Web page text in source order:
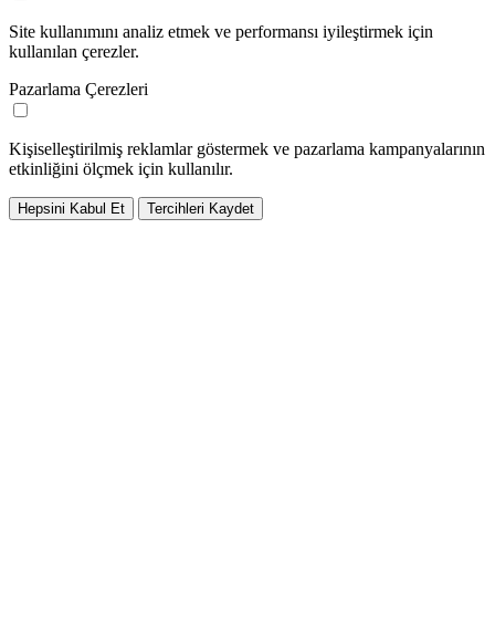
Site kullanımını analiz etmek ve performansı iyileştirmek için
kullanılan çerezler.
Pazarlama Çerezleri
Kişiselleştirilmiş reklamlar göstermek ve pazarlama kampanyalarının
etkinliğini ölçmek için kullanılır.
Hepsini Kabul Et Tercihleri Kaydet